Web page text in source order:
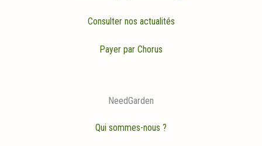
Consulter nos actualités
Payer par Chorus
NeedGarden
Qui sommes-nous ?